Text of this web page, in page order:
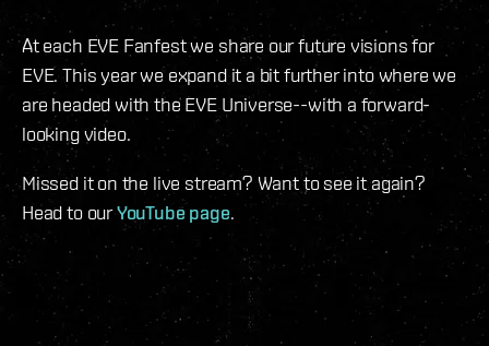
At each EVE Fanfest we share our future visions for
EVE. This year we expand it a bit further into where we
are headed with the EVE Universe--with a forward-
looking video.
Missed it on the live stream? Want to see it again?
Head to ourYouTube page.